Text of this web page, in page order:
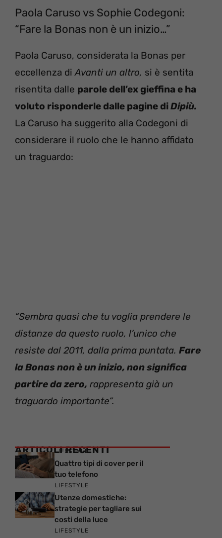
Paola Caruso vs Sophie Codegoni:
“Fare la Bonas non è un inizio…”
Paola Caruso, considerata la Bonas per
eccellenza diAvanti un altro, si è sentita
risentita dalle parole dell’ex gieffina e ha
voluto risponderle dalle pagine diDipiù.
La Caruso ha suggerito alla Codegoni di
considerare il ruolo che le hanno affidato
un traguardo:
“Sembra quasi che tu voglia prendere le
distanze da questo ruolo, l’unico che
resiste dal 2011, dalla prima puntata. Fare
la Bonas non è un inizio, non significa
partire da zero, rappresenta già un
traguardo importante”.
ARTICOLI RECENTI
LIFESTYLE
Quattro tipi di cover per il
tuo telefono
LIFESTYLE
Utenze domestiche:
strategie per tagliare sui
costi della luce
LIFESTYLE